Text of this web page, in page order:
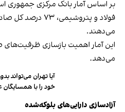
بر اساس آمار بانک مرکزی جمهوری
فولاد و پتروشیمی،
می‌دهند.
این آمار اهمیت بازسازی
می‌دهد.
آیا تهران می‌تواند
خود را با همسایگان
آزادسازی دارایی‌های بلوکه‌شده